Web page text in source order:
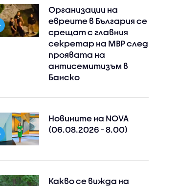
Организации на
евреите в България се
срещат с главния
секретар на МВР след
проявата на
антисемитизъм в
Банско
Новините на NOVA
(06.08.2026 - 8.00)
Какво се вижда на